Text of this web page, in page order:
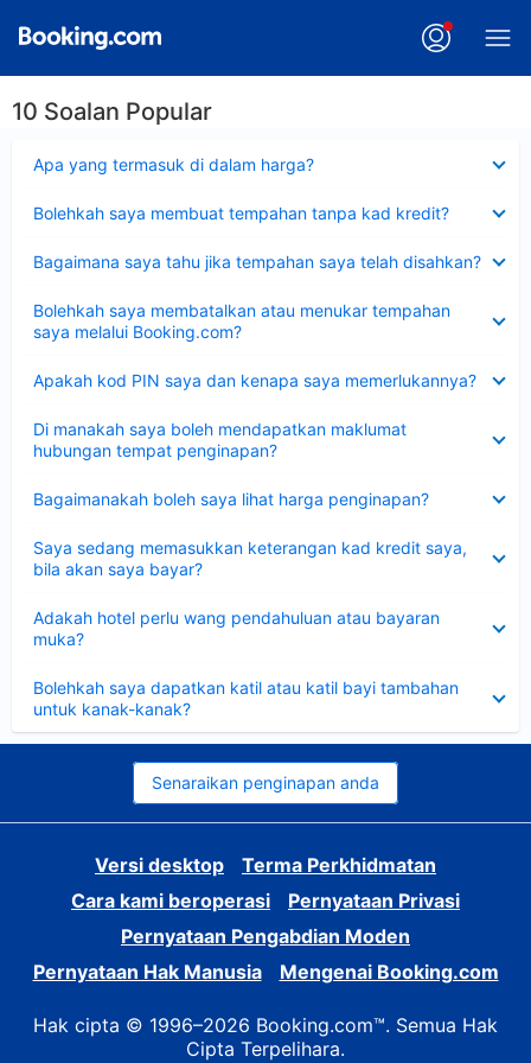
10 Soalan Popular
Apa yang termasuk di dalam harga?
Bolehkah saya membuat tempahan tanpa kad kredit?
Bagaimana saya tahu jika tempahan saya telah disahkan?
Bolehkah saya membatalkan atau menukar tempahan
saya melalui Booking.com?
Apakah kod PIN saya dan kenapa saya memerlukannya?
Di manakah saya boleh mendapatkan maklumat
hubungan tempat penginapan?
Bagaimanakah boleh saya lihat harga penginapan?
Saya sedang memasukkan keterangan kad kredit saya,
bila akan saya bayar?
Adakah hotel perlu wang pendahuluan atau bayaran
muka?
Bolehkah saya dapatkan katil atau katil bayi tambahan
untuk kanak-kanak?
Senaraikan penginapan anda
Versi desktop
Terma Perkhidmatan
Cara kami beroperasi
Pernyataan Privasi
Pernyataan Pengabdian Moden
Pernyataan Hak Manusia
Mengenai Booking.com
Hak cipta © 1996–2026 Booking.com™. Semua Hak
Cipta Terpelihara.